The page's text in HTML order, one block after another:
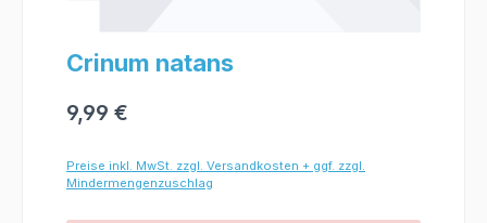
Crinum natans
9,99 €
Preise inkl. MwSt. zzgl. Versandkosten + ggf. zzgl.
Mindermengenzuschlag